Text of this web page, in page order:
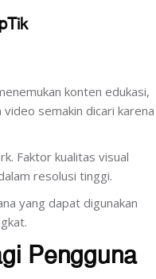
konten edukasi,
semakin dicari karena
Faktor kualitas visual
resolusi tinggi.
yang dapat digunakan
Pengguna